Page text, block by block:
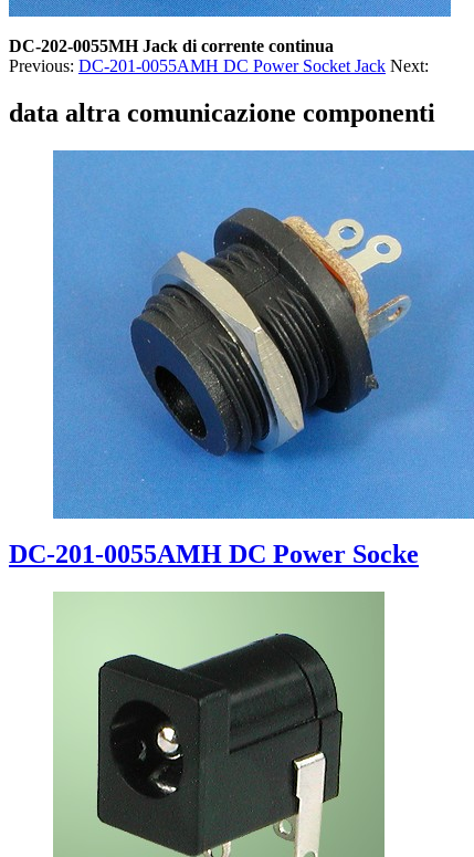
DC-202-0055MH Jack di corrente continua
Previous: DC-201-0055AMH DC Power Socket Jack Next:
data altra comunicazione componenti
DC-201-0055AMH DC Power Socke